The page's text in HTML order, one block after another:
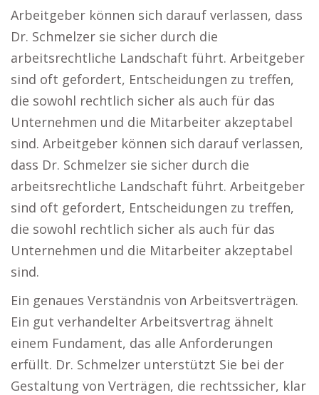
Arbeitgeber können sich darauf verlassen, dass
Dr. Schmelzer sie sicher durch die
arbeitsrechtliche Landschaft führt. Arbeitgeber
sind oft gefordert, Entscheidungen zu treffen,
die sowohl rechtlich sicher als auch für das
Unternehmen und die Mitarbeiter akzeptabel
sind. Arbeitgeber können sich darauf verlassen,
dass Dr. Schmelzer sie sicher durch die
arbeitsrechtliche Landschaft führt. Arbeitgeber
sind oft gefordert, Entscheidungen zu treffen,
die sowohl rechtlich sicher als auch für das
Unternehmen und die Mitarbeiter akzeptabel
sind.
Ein genaues Verständnis von Arbeitsverträgen.
Ein gut verhandelter Arbeitsvertrag ähnelt
einem Fundament, das alle Anforderungen
erfüllt. Dr. Schmelzer unterstützt Sie bei der
Gestaltung von Verträgen, die rechtssicher, klar